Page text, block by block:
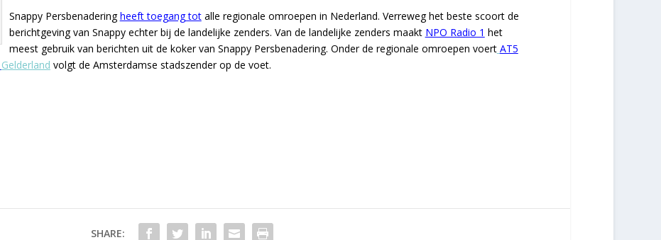
Snappy Persbenaderingheeft toegang totalle regionale omroepen in Nederland. Verreweg het beste scoort de
berichtgeving van Snappy echter bij de landelijke zenders. Van de landelijke zenders maakt NPO Radio 1 het
meest gebruik van berichten uit de koker van Snappy Persbenadering. Onder de regionale omroepen voert AT5
Gelderland volgt de Amsterdamse stadszender op de voet.
SHARE: